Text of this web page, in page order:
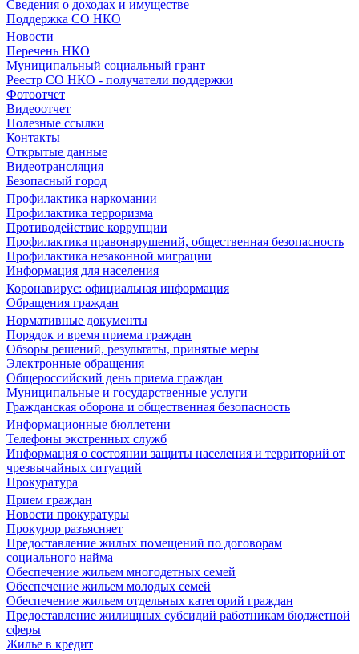
Сведения о доходах и имуществе
Поддержка СО НКО
Новости
Перечень НКО
Муниципальный социальный грант
Реестр СО НКО - получатели поддержки
Фотоотчет
Видеоотчет
Полезные ссылки
Контакты
Открытые данные
Видеотрансляция
Безопасный город
Профилактика наркомании
Профилактика терроризма
Противодействие коррупции
Профилактика правонарушений, общественная безопасность
Профилактика незаконной миграции
Информация для населения
Коронавирус: официальная информация
Обращения граждан
Нормативные документы
Порядок и время приема граждан
Обзоры решений, результаты, принятые меры
Электронные обращения
Общероссийский день приема граждан
Муниципальные и государственные услуги
Гражданская оборона и общественная безопасность
Информационные бюллетени
Телефоны экстренных служб
Информация о состоянии защиты населения и территорий от
чрезвычайных ситуаций
Прокуратура
Прием граждан
Новости прокуратуры
Прокурор разъясняет
Предоставление жилых помещений по договорам
социального найма
Обеспечение жильем многодетных семей
Обеспечение жильем молодых семей
Обеспечение жильем отдельных категорий граждан
Предоставление жилищных субсидий работникам бюджетной
сферы
Жилье в кредит